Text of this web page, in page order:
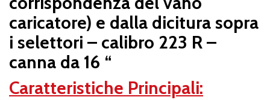
caricatore) e dalla dicitura sopra
i selettori – calibro 223 R –
canna da 16 “
Caratteristiche Principali: